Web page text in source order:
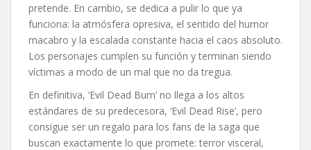
pretende. En cambio, se dedica a pulir lo que ya
funciona: la atmósfera opresiva, el sentido del humor
macabro y la escalada constante hacia el caos absoluto.
Los personajes cumplen su función y terminan siendo
víctimas a modo de un mal que no da tregua.
En definitiva, ‘Evil Dead Burn’ no llega a los altos
estándares de su predecesora, ‘Evil Dead Rise’, pero
consigue ser un regalo para los fans de la saga que
buscan exactamente lo que promete: terror visceral,